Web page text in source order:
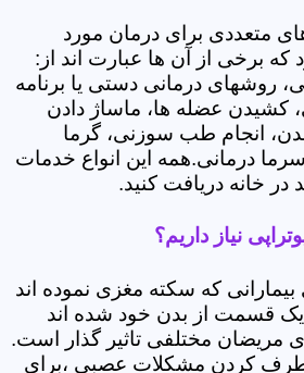
متعددی برای درمان مورد
که برخی از آن ها عبارت اند از:
روشهای درمانی دستی یا برنامه
کشیدن عضله ها، ماساژ دادن
انجام طب سوزنی، گرما
درمانی.همه این انواع خدمات
در خانه دریافت کنید.
نیاز داریم؟
بیمارانی که سکته مغزی نموده اند
قسمت از بدن خود شده اند
مریضان مختلفی تاثیر گذار است.
کردن مشکلات عصبی ،برای